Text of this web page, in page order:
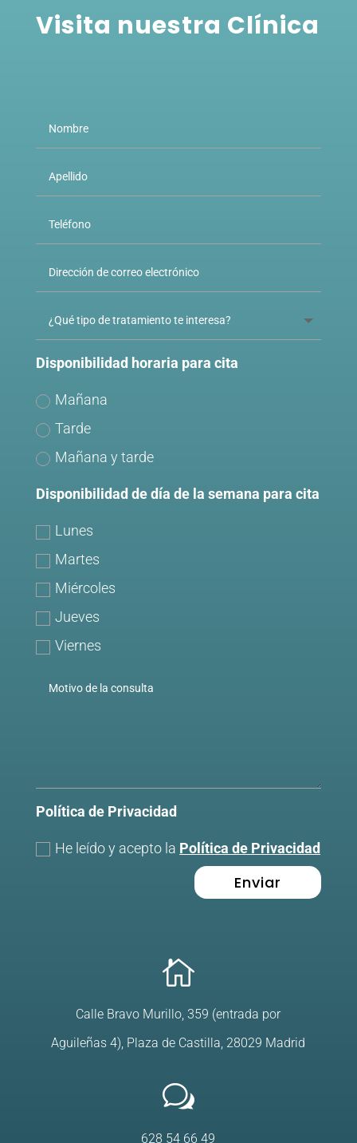
Visita nuestra Clínica
Disponibilidad horaria para cita
Mañana
Tarde
Mañana y tarde
Disponibilidad de día de la semana para cita
Lunes
Martes
Miércoles
Jueves
Viernes
Política de Privacidad
He leído y acepto la Política de Privacidad
Enviar

Calle Bravo Murillo, 359 (entrada por
Aguileñas 4), Plaza de Castilla, 28029 Madrid
w
628 54 66 49